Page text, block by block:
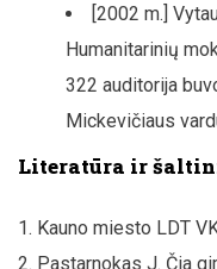
[2002 m.]
Humanitarinių
322 auditorija
Mickevičiaus
Literatūra ir
Kauno miesto LDT
Pastarnokas J. Čia